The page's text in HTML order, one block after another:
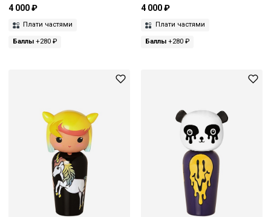
4 000 ₽
Плати частями
Баллы +280 ₽
4 000 ₽
Плати частями
Баллы+280 ₽